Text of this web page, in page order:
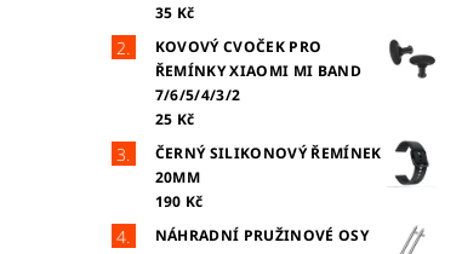
35 Kč
KOVOVÝ CVOČEK PRO
ŘEMÍNKY XIAOMI MI BAND
7/6/5/4/3/2
25 Kč
ČERNÝ SILIKONOVÝ ŘEMÍNEK
20MM
190 Kč
NÁHRADNÍ PRUŽINOVÉ OSY